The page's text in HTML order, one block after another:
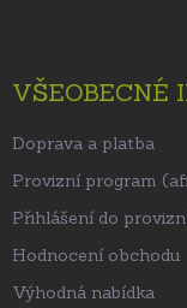
VŠEOBECNÉ
Doprava a platba
Provizní program
Přihlášení do
Hodnocení obchodu
Výhodná nabídka